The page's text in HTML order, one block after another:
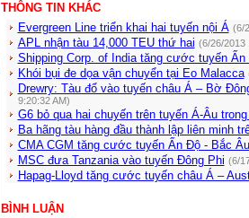
THÔNG TIN KHÁC
Evergreen Line triển khai hai tuyến nội Á (6/
APL nhận tàu 14,000 TEU thứ hai (6/26/2013
Shipping Corp. of India tăng cước tuyến
Khói bụi đe dọa vận chuyển tại Eo Malacca
Drewry: Tàu đổ vào tuyến châu Á – Bờ
9:20:32 AM)
G6 bỏ qua hai chuyến trên tuyến Á-Âu
Ba hãng tàu hàng đầu thành lập liên minh
CMA CGM tăng cước tuyến Ấn Độ - Bắc Âu
MSC đưa Tanzania vào tuyến Đông Phi (6/
Hapag-Lloyd tăng cước tuyến châu Á –
BÌNH LUẬN